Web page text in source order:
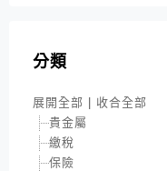
分類
展開全部
收合全部
貴金屬
繳稅
保險